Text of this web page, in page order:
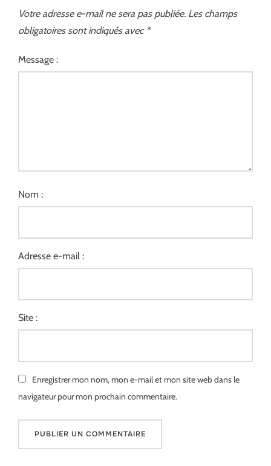
Votre adresse e-mail ne sera pas publiée. Les champs
obligatoires sont indiqués avec *
Message :
Nom :
Adresse e-mail :
Site :
Enregistrer mon nom, mon e-mail et mon site web dans le
navigateur pour mon prochain commentaire.